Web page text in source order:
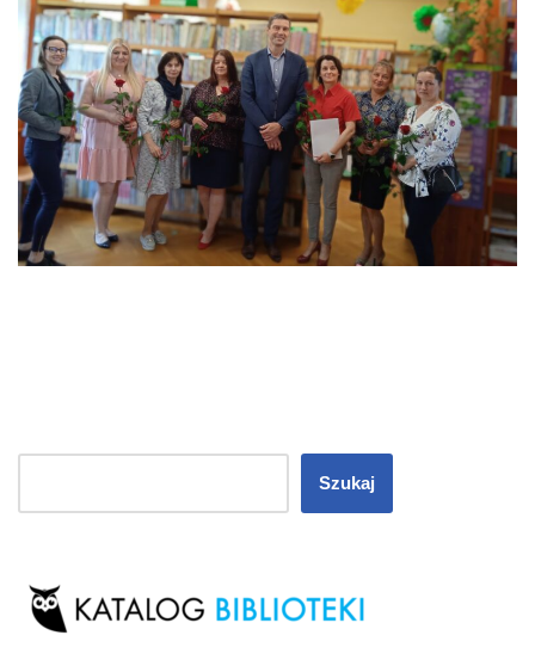
Szukaj